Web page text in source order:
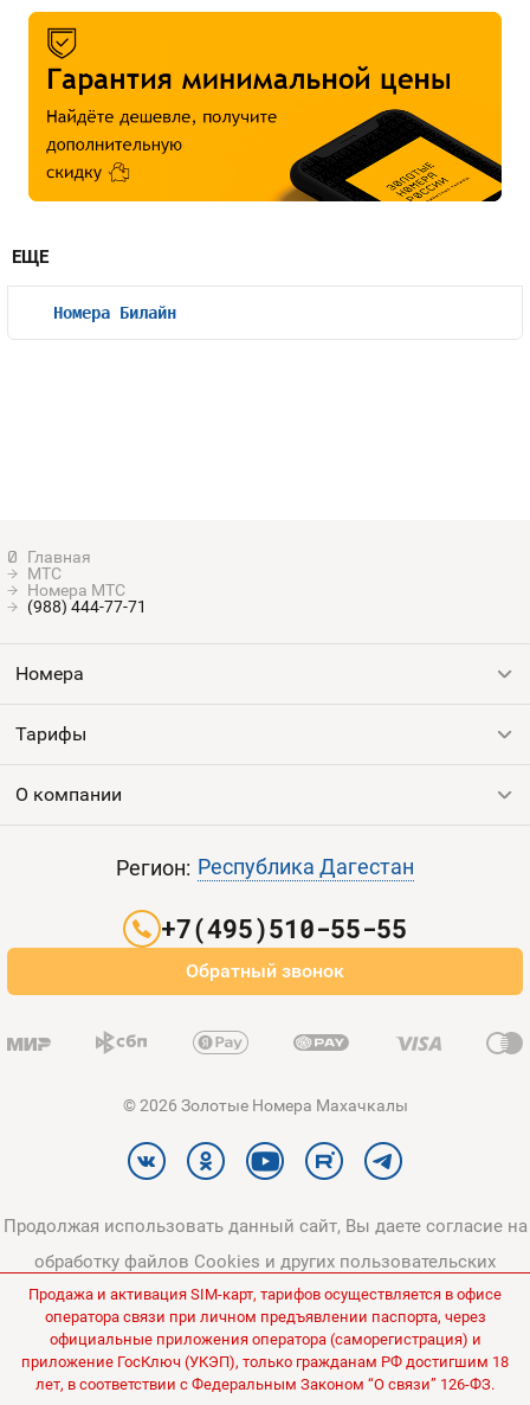
МТС
Номера МТС
(988) 444-77-71
ЕЩЕ
Номера Билайн
Номера
Все номера
Тарифы
Выгодные тарифы
О компании
Оплата и доставка
Регион: Республика Дагестан
+7(495)510-55-55
Обратный звонок
© 2026 Золотые Номера Махачкалы
Продолжая использовать данный сайт, Вы даете согласие на
обработку файлов Cookies и других пользовательских
данных, в соответствии сПолитикой конфиденциальности
Политикой в отношении обработки персональных данных
Все цены на сайте указаны без НДС.
Продажа и активация SIM-карт, тарифов осуществляется в офисе
оператора связи при личном предъявлении паспорта, через
официальные приложения оператора (саморегистрация) и
приложение ГосКлюч (УКЭП), только гражданам РФ достигшим 18
лет, в соответствии с Федеральным Законом “О связи” 126-ФЗ.